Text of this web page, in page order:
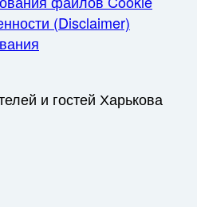
(Disclaimer)
и гостей Харькова